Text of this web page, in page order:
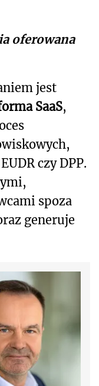
oferowana
jest
SaaS,
czy DPP.
spoza
generuje